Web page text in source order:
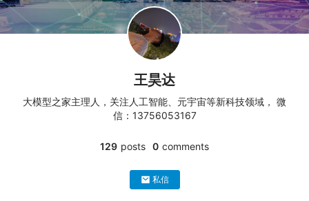
王昊达
大模型之家主理人，关注人工智能、元宇宙等新科技领域， 微
信：13756053167
129 posts 0 comments
私信